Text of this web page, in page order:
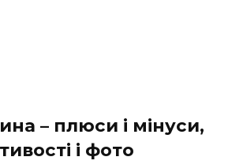
– плюси і мінуси,
і фото